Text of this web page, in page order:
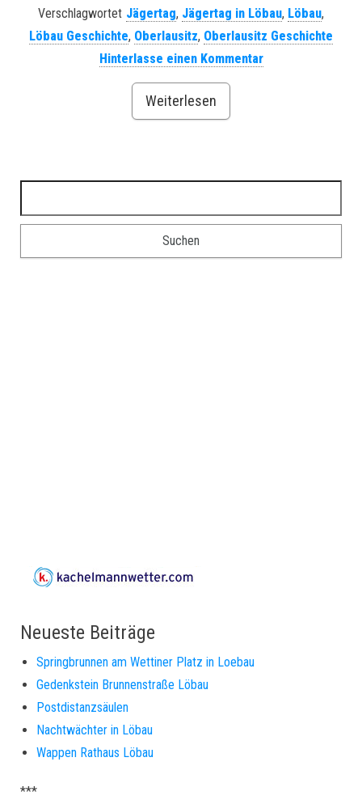
Verschlagwortet Jägertag, Jägertag in Löbau, Löbau,
Löbau Geschichte, Oberlausitz, Oberlausitz Geschichte
Hinterlasse einen Kommentar
Weiterlesen
Neueste Beiträge
Springbrunnen am Wettiner Platz in Loebau
Gedenkstein Brunnenstraße Löbau
Postdistanzsäulen
Nachtwächter in Löbau
Wappen Rathaus Löbau
***